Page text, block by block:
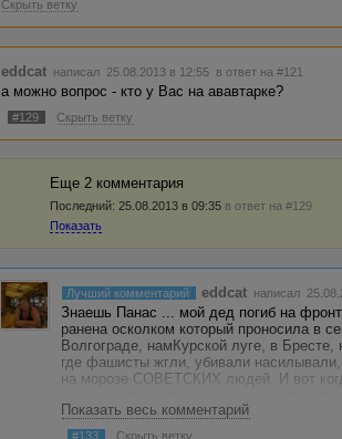
Скрыть ветку
eddcat написал 25.08.2013 в 12:55 в ответ на #121
а можно вопрос - кто у Вас на ававтарке?
#129 Скрыть ветку
Еще 2 комментария
Последний: 25.08.2013 в 09:35 в ответ на #129
Показать
Лучший комментарий eddcat написал
Знаешь Панас ... мой дед погиб на
ранена осколком который проносила в
Волгограде, намКурской луге, в
где фашисты жгли, убивали
на морозе СОВЕТСКИХ людей. И вот
аватара говорит мне о том, что ты
которые к том уже были и
Показать весь комментарий
#133 Скрыть ветку